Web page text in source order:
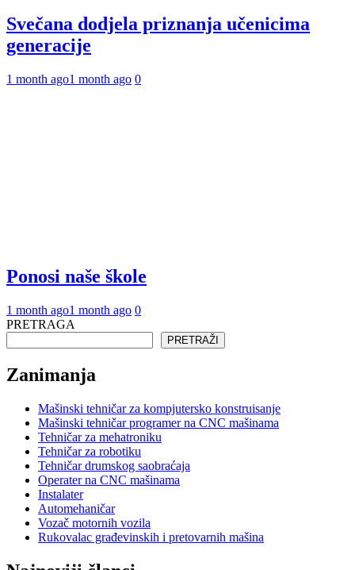
Svečana dodjela priznanja učenicima
generacije
1 month ago1 month ago 0
Ponosi naše škole
1 month ago1 month ago 0
PRETRAGA
PRETRAŽI
Zanimanja
Mašinski tehničar za kompjutersko konstruisanje
Mašinski tehničar programer na CNC mašinama
Tehničar za mehatroniku
Tehničar za robotiku
Tehničar drumskog saobraćaja
Operater na CNC mašinama
Instalater
Automehaničar
Vozač motornih vozila
Rukovalac građevinskih i pretovarnih mašina